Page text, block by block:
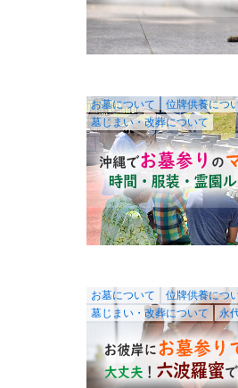
お墓について
位牌供養につ
墓じまい・改葬について
お墓について
位牌供養につ
墓じまい・改葬について
永